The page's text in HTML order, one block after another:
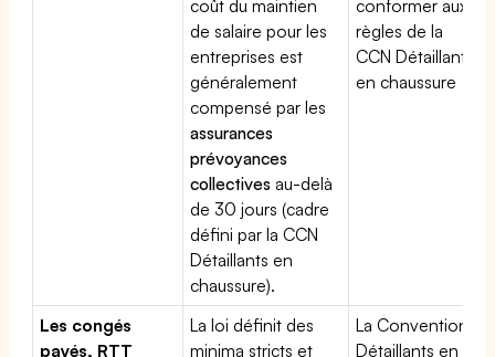
coût du maintien
de salaire pour les
entreprises est
généralement
compensé par les
assurances
prévoyances
collectives au-delà
de 30 jours (cadre
défini par la CCN
Détaillants en
chaussure).
conformer aux
règles de la
CCN Détaillants
en chaussure
Les congés
payés, RTT
La loi définit des
minima stricts et
La Convention
Détaillants en